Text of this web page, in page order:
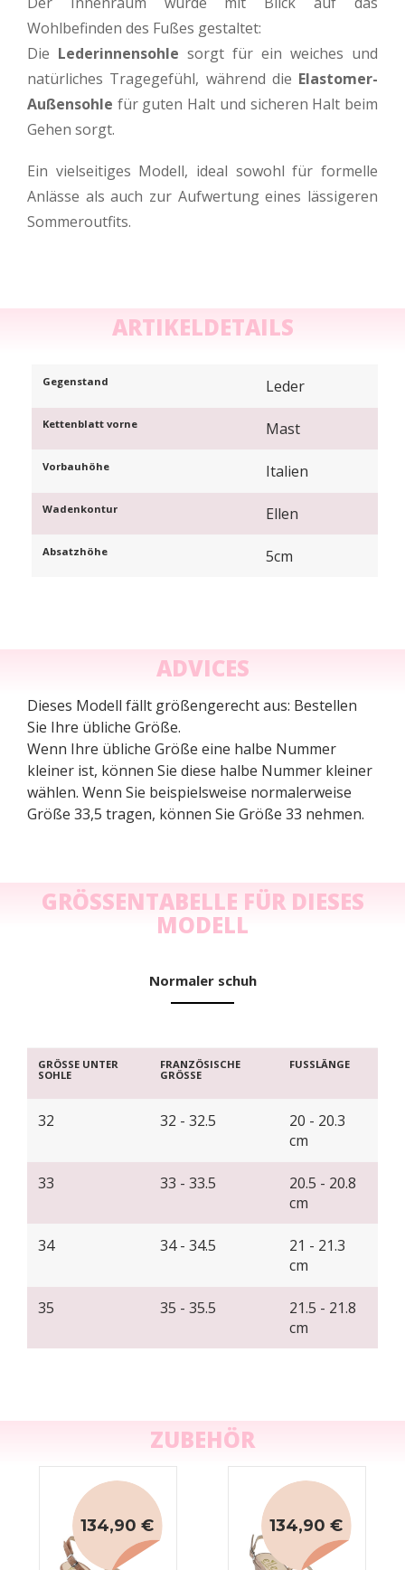
Wohlbefinden des Fußes gestaltet:
Die Lederinnensohle sorgt für ein weiches und
natürliches Tragegefühl, während die Elastomer-
Außensohle für guten Halt und sicheren Halt beim
Gehen sorgt.
Ein vielseitiges Modell, ideal sowohl für formelle
Anlässe als auch zur Aufwertung eines lässigeren
Sommeroutfits.
ARTIKELDETAILS
Gegenstand Leder
Kettenblatt vorne Mast
Vorbauhöhe Italien
Wadenkontur Ellen
Absatzhöhe 5cm
ADVICES
Dieses Modell fällt größengerecht aus: Bestellen
Sie Ihre übliche Größe.
Wenn Ihre übliche Größe eine halbe Nummer
kleiner ist, können Sie diese halbe Nummer kleiner
wählen. Wenn Sie beispielsweise normalerweise
Größe 33,5 tragen, können Sie Größe 33 nehmen.
GRÖSSENTABELLE FÜR DIESES M
ODELL
Normaler schuh
GRÖSSE UNTER
SOHLE
FRANZÖSISCHE
GRÖSSE
FUSSLÄNGE
32 32 - 32.5
20 - 20.3
cm
33 33 - 33.5
20.5 - 20.8
cm
34 34 - 34.5
21 - 21.3
cm
35 35 - 35.5
21.5 - 21.8
cm
ZUBEHÖR
134,90 € 134,90 €